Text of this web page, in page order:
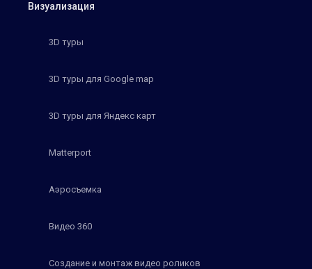
Визуализация
3D туры
3D туры для Google map
3D туры для Яндекс карт
Matterport
Аэросъемка
Видео 360
Создание и монтаж видео роликов